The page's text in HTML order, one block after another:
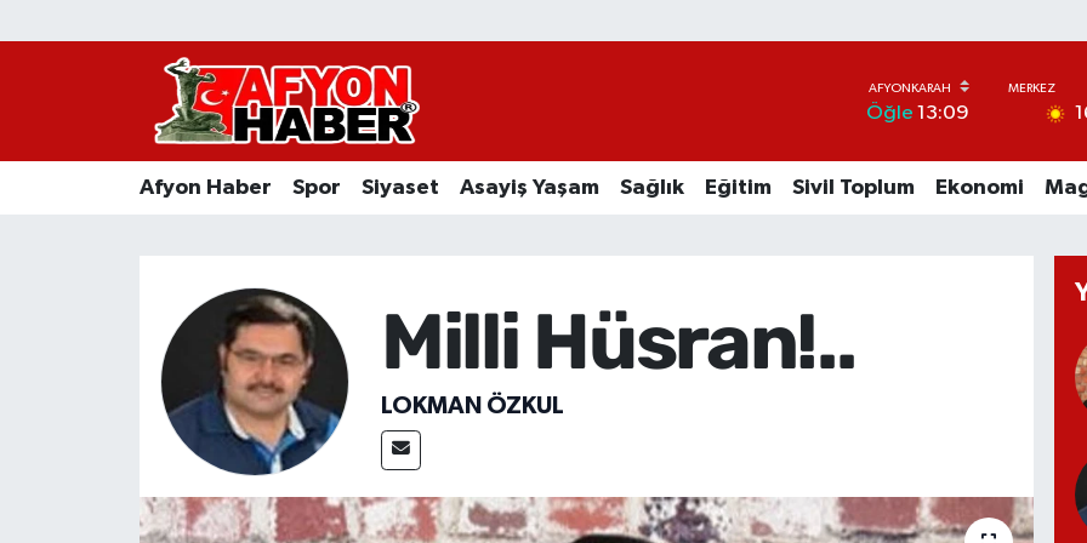
Öğle 13:09
Afyon Haber Spor Siyaset Asayiş Yaşam Sağlık Eğitim Sivil Toplum Ekonomi
Milli Hüsran!..
LOKMAN ÖZKUL
Afyon Haber
Ekonomi